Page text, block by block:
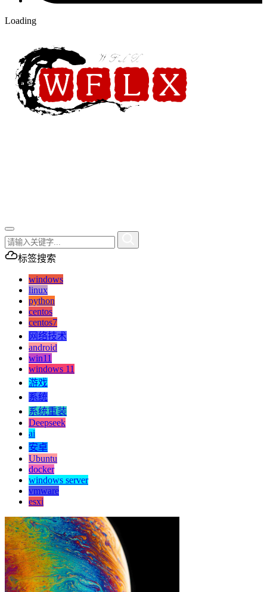
Loading
标签搜索
windows
linux
python
centos
centos7
网络技术
android
win11
windows 11
游戏
系统
系统重装
Deepseek
ai
安卓
Ubuntu
docker
windows server
vmware
esxi